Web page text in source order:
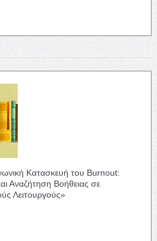
Κατασκευή του Burnout:
Αναζήτηση Βοήθειας σε
Λειτουργούς»